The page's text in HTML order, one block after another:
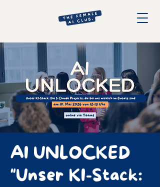
AI UNLOCKED
"Unser KI-Stack: